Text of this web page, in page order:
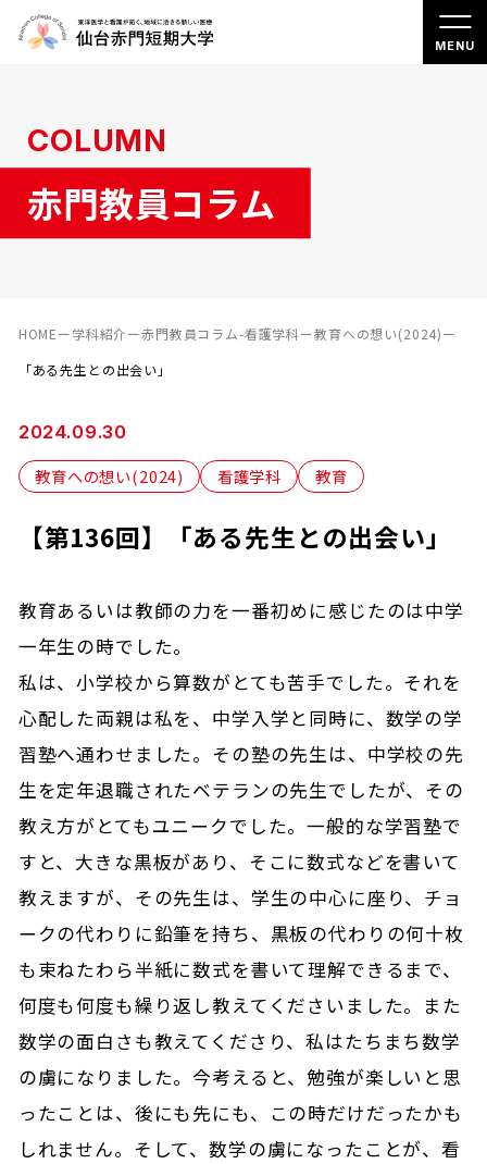
COLUMN
赤門教員コラム
HOMEー学科紹介ー赤門教員コラム-看護学科ー教育への想い(2024)ー
「ある先生との出会い」
2024.09.30
教育への想い(2024) 看護学科 教育
【第136回】「ある先生との出会い」
教育あるいは教師の力を一番初めに感じたのは中学
一年生の時でした。
私は、小学校から算数がとても苦手でした。それを
心配した両親は私を、中学入学と同時に、数学の学
習塾へ通わせました。その塾の先生は、中学校の先
生を定年退職されたベテランの先生でしたが、その
教え方がとてもユニークでした。一般的な学習塾で
すと、大きな黒板があり、そこに数式などを書いて
教えますが、その先生は、学生の中心に座り、チョ
ークの代わりに鉛筆を持ち、黒板の代わりの何十枚
も束ねたわら半紙に数式を書いて理解できるまで、
何度も何度も繰り返し教えてくださいました。また
数学の面白さも教えてくださり、私はたちまち数学
の虜になりました。今考えると、勉強が楽しいと思
ったことは、後にも先にも、この時だけだったかも
しれません。そして、数学の虜になったことが、看